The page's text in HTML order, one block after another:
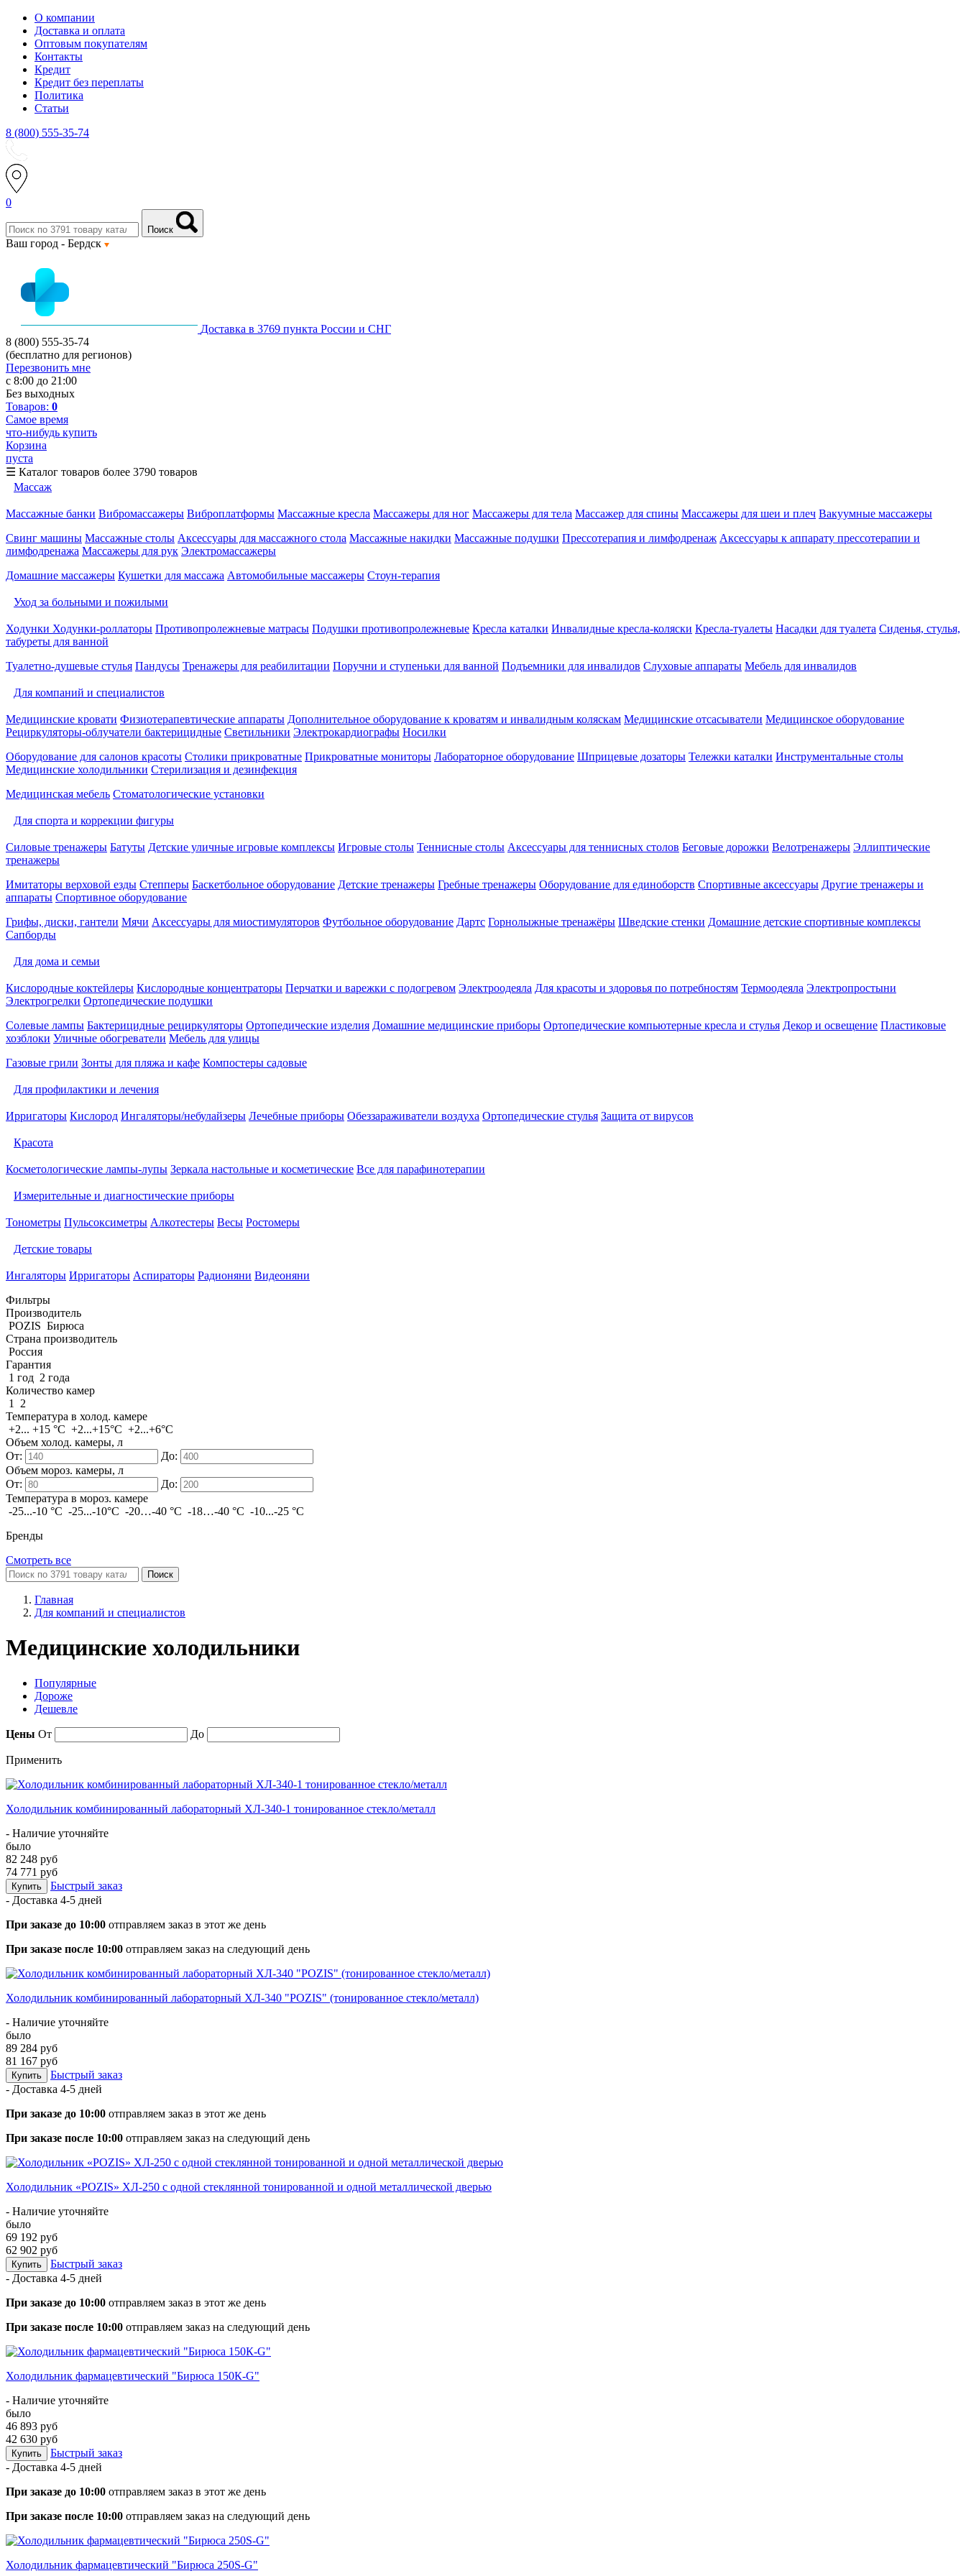
О компании
Доставка и оплата
Оптовым покупателям
Контакты
Кредит
Кредит без переплаты
Политика
Статьи
8 (800) 555-35-74
0
Поиск
Ваш город - Бердск
Доставка в 3769 пункта России и СНГ
8 (800) 555-35-74
(бесплатно для регионов)
Перезвонить мне
с 8:00 до 21:00
Без выходных
Товаров: 0
Самое время
что-нибудь купить
Корзина
пуста
☰ Каталог товаров более 3790 товаров
Массаж
Массажные банки Вибромассажеры Виброплатформы Массажные кресла Массажеры для ног Массажеры для тела Массажер для спины Массажеры для шеи и плеч Вакуумные массажеры
Свинг машины Массажные столы Аксессуары для массажного стола Массажные накидки Массажные подушки Прессотерапия и лимфодренаж Аксессуары к аппарату прессотерапии и
лимфодренажа Массажеры для рук Электромассажеры
Домашние массажеры Кушетки для массажа Автомобильные массажеры Стоун-терапия
Уход за больными и пожилыми
Ходунки Ходунки-роллаторы Противопролежневые матрасы Подушки противопролежневые Кресла каталки Инвалидные кресла-коляски Кресла-туалеты Насадки для туалета Сиденья, стулья,
табуреты для ванной
Туалетно-душевые стулья Пандусы Тренажеры для реабилитации Поручни и ступеньки для ванной Подъемники для инвалидов Слуховые аппараты Мебель для инвалидов
Для компаний и специалистов
Медицинские кровати Физиотерапевтические аппараты Дополнительное оборудование к кроватям и инвалидным коляскам Медицинские отсасыватели Медицинское оборудование
Рециркуляторы-облучатели бактерицидные Светильники Электрокардиографы Носилки
Оборудование для салонов красоты Столики прикроватные Прикроватные мониторы Лабораторное оборудование Шприцевые дозаторы Тележки каталки Инструментальные столы
Медицинские холодильники Стерилизация и дезинфекция
Медицинская мебель Стоматологические установки
Для спорта и коррекции фигуры
Силовые тренажеры Батуты Детские уличные игровые комплексы Игровые столы Теннисные столы Аксессуары для теннисных столов Беговые дорожки Велотренажеры Эллиптические
тренажеры
Имитаторы верховой езды Степперы Баскетбольное оборудование Детские тренажеры Гребные тренажеры Оборудование для единоборств Спортивные аксессуары Другие тренажеры и
аппараты Спортивное оборудование
Грифы, диски, гантели Мячи Аксессуары для миостимуляторов Футбольное оборудование Дартс Горнолыжные тренажёры Шведские стенки Домашние детские спортивные комплексы
Сапборды
Для дома и семьи
Кислородные коктейлеры Кислородные концентраторы Перчатки и варежки с подогревом Электроодеяла Для красоты и здоровья по потребностям Термоодеяла Электропростыни
Электрогрелки Ортопедические подушки
Солевые лампы Бактерицидные рециркуляторы Ортопедические изделия Домашние медицинские приборы Ортопедические компьютерные кресла и стулья Декор и освещение Пластиковые
хозблоки Уличные обогреватели Мебель для улицы
Газовые грили Зонты для пляжа и кафе Компостеры садовые
Для профилактики и лечения
Ирригаторы Кислород Ингаляторы/небулайзеры Лечебные приборы Обеззараживатели воздуха Ортопедические стулья Защита от вирусов
Красота
Косметологические лампы-лупы Зеркала настольные и косметические Все для парафинотерапии
Измерительные и диагностические приборы
Тонометры Пульсоксиметры Алкотестеры Весы Ростомеры
Детские товары
Ингаляторы Ирригаторы Аспираторы Радионяни Видеоняни
Фильтры
Производитель
POZIS Бирюса
Страна производитель
Россия
Гарантия
1 год 2 года
Количество камер
1
2
Температура в холод. камере
+2... +15 °C +2...+15°C +2...+6°С
Объем холод. камеры, л
От:
До:
Объем мороз. камеры, л
От:
До:
Температура в мороз. камере
-25...-10 °C -25...-10°C -20…-40 °C -18…-40 °C -10...-25 °С
Бренды
Смотреть все
Поиск
Главная
Для компаний и специалистов
Медицинские холодильники
Популярные
Дороже
Дешевле
Цены От До
Применить
Холодильник комбинированный лабораторный ХЛ-340-1 тонированное стекло/металл
- Наличие уточняйте
было
82 248 руб
74 771 руб
Купить
Быстрый заказ
- Доставка 4-5 дней
При заказе до 10:00 отправляем заказ в этот же день
При заказе после 10:00 отправляем заказ на следующий день
Холодильник комбинированный лабораторный ХЛ-340 "POZIS" (тонированное стекло/металл)
- Наличие уточняйте
было
89 284 руб
81 167 руб
Купить
Быстрый заказ
- Доставка 4-5 дней
При заказе до 10:00 отправляем заказ в этот же день
При заказе после 10:00 отправляем заказ на следующий день
Холодильник «POZIS» ХЛ-250 с одной стеклянной тонированной и одной металлической дверью
- Наличие уточняйте
было
69 192 руб
62 902 руб
Купить
Быстрый заказ
- Доставка 4-5 дней
При заказе до 10:00 отправляем заказ в этот же день
При заказе после 10:00 отправляем заказ на следующий день
Холодильник фармацевтический "Бирюса 150К-G"
- Наличие уточняйте
было
46 893 руб
42 630 руб
Купить
Быстрый заказ
- Доставка 4-5 дней
При заказе до 10:00 отправляем заказ в этот же день
При заказе после 10:00 отправляем заказ на следующий день
Холодильник фармацевтический "Бирюса 250S-G"